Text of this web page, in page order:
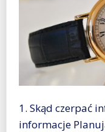
1. Skąd czerpać
informacje